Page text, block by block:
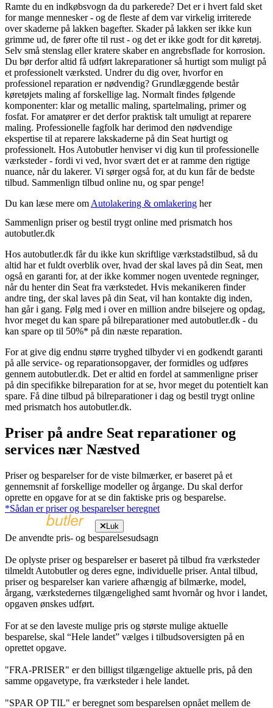
Ramte du en indkøbsvogn da du parkerede? Det er i hvert fald sket
for mange mennesker - og de fleste af dem var virkelig irriterede
over skaderne på lakken bagefter. Skader på lakken ser ikke kun
grimme ud, de fører ofte til rust - og det er ikke godt for dit køretøj.
Selv små stenslag eller kratere skaber en angrebsflade for korrosion.
Du bør derfor altid få udført lakreparationer så hurtigt som muligt på
et professionelt værksted. Undrer du dig over, hvorfor en
professionel reparation er nødvendig? Grundlæggende består
køretøjets maling af forskellige lag. Normalt findes følgende
komponenter: klar og metallic maling, spartelmaling, primer og
fosfat. For amatører er det derfor praktisk talt umuligt at reparere
maling. Professionelle fagfolk har derimod den nødvendige
ekspertise til at reparere lakskaderne på din Seat hurtigt og
professionelt. Hos Autobutler henviser vi dig kun til professionelle
værksteder - fordi vi ved, hvor svært det er at ramme den rigtige
nuance, når du lakerer. Vi sørger også for, at du kun får de bedste
tilbud. Sammenlign tilbud online nu, og spar penge!
Du kan læse mere om Autolakering & omlakering her
Sammenlign priser og bestil trygt online med prismatch hos
autobutler.dk
Hos autobutler.dk får du ikke kun skriftlige værkstadstilbud, så du
altid har et fuldt overblik over, hvad der skal laves på din Seat, men
også en garanti for, at der ikke kommer nogen uventede regninger,
når du henter din Seat fra værkstedet. Hvis mekanikeren finder
andre ting, der skal laves på din Seat, vil han kontakte dig inden,
han går i gang. Følg med i over en million andre bilsejere og opdag,
hvor meget du kan spare på bilreparationer med autobutler.dk - du
kan spare op til 50%* på din næste reparation.
For at give dig endnu større tryghed tilbyder vi en godkendt garanti
på alle service- og reparationsopgaver, der formidles og udføres
gennem autobutler.dk. Det er altid en fordel at sammenligne priser
på din specifikke bilreparation for at se, hvor meget du potentielt kan
spare. Få dine tilbud på bilreparationer i dag og bestil trygt online
med prismatch hos autobutler.dk.
Priser på andre Seat reparationer og
services nær Næstved
Priser og besparelser for de viste bilmærker, er baseret på et
gennemsnit af forskellige modeller og årgange. Du skal derfor
oprette en opgave for at se din faktiske pris og besparelse.
*Sådan er priser og besparelser beregnet
Luk
De anvendte pris- og besparelsesudsagn
De oplyste priser og besparelser er baseret på tilbud fra værksteder
tilmeldt Autobutler og deres egne, individuelle priser. Antal tilbud,
priser og besparelser kan variere afhængig af bilmærke, model,
årgang, værkstedernes tilgængelighed samt hvornår og hvor i landet,
opgaven ønskes udført.
For at se den laveste mulige pris og største mulige aktuelle
besparelse, skal “Hele landet” vælges i tilbudsoversigten på en
oprettet opgave.
"FRA-PRISER" er den billigst tilgængelige aktuelle pris, på den
samme opgavetype, fra værksteder i hele landet.
"SPAR OP TIL" er beregnet som besparelsen opnået mellem de